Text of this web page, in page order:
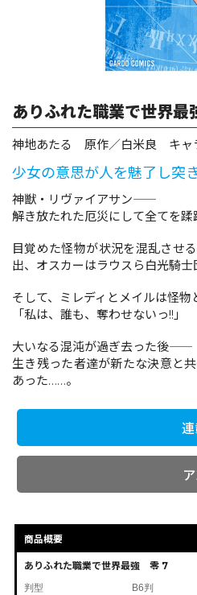
ありふれた職業で世界
神地あたる 原作／白米良 キャ
少女の意思が人を魅了し突
神獣・リヴァイアサン――
解き放たれた厄災にして全てを蹂
目覚めた怪物が状況を混乱させ
出、オスカーはラウスら白光騎士
そして、ミレディとメイルは怪物
「私は、誰も、奪わせないっ!!」
大いなる混沌が過ぎ去った後――
生き残った者達が新たな決意と
あった……。
連
商品概要
ありふれた職業で世界最強 零 7
判型
B6判